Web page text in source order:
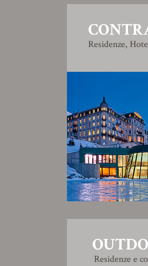
Residenze,
Residenze e